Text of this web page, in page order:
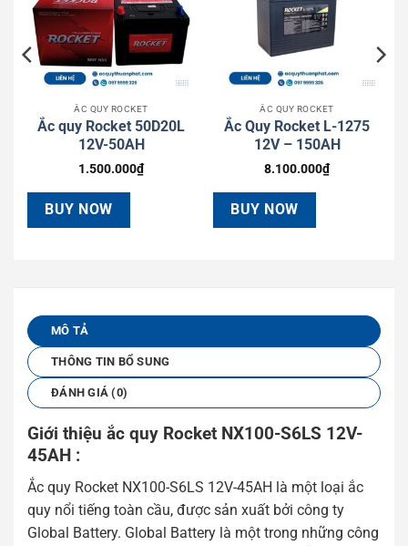
ẮC QUY ROCKET
Ắc quy Rocket 50D20L
12V-50AH
1.500.000₫
BUY NOW
ẮC QUY ROCKET
Ắc Quy Rocket L-1275
12V – 150AH
8.100.000₫
BUY NOW
MÔ TẢ
THÔNG TIN BỔ SUNG
ĐÁNH GIÁ (0)
Giới thiệu ắc quy Rocket NX100-S6LS 12V-
45AH :
Ắc quy Rocket NX100-S6LS 12V-45AH là một loại ắc
quy nổi tiếng toàn cầu, được sản xuất bởi công ty
Global Battery. Global Battery là một trong những công